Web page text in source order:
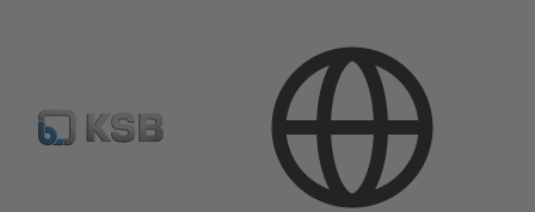
Каталог продукции CONDA-VSM